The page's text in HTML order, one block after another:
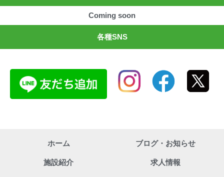
Coming soon
各種SNS
ホーム ブログ・お知らせ
施設紹介 求人情報